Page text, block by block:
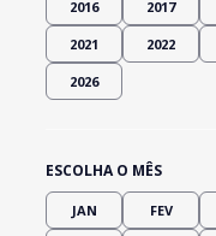
2016 2017
2021 2022
2026
ESCOLHA O MÊS
JAN FEV